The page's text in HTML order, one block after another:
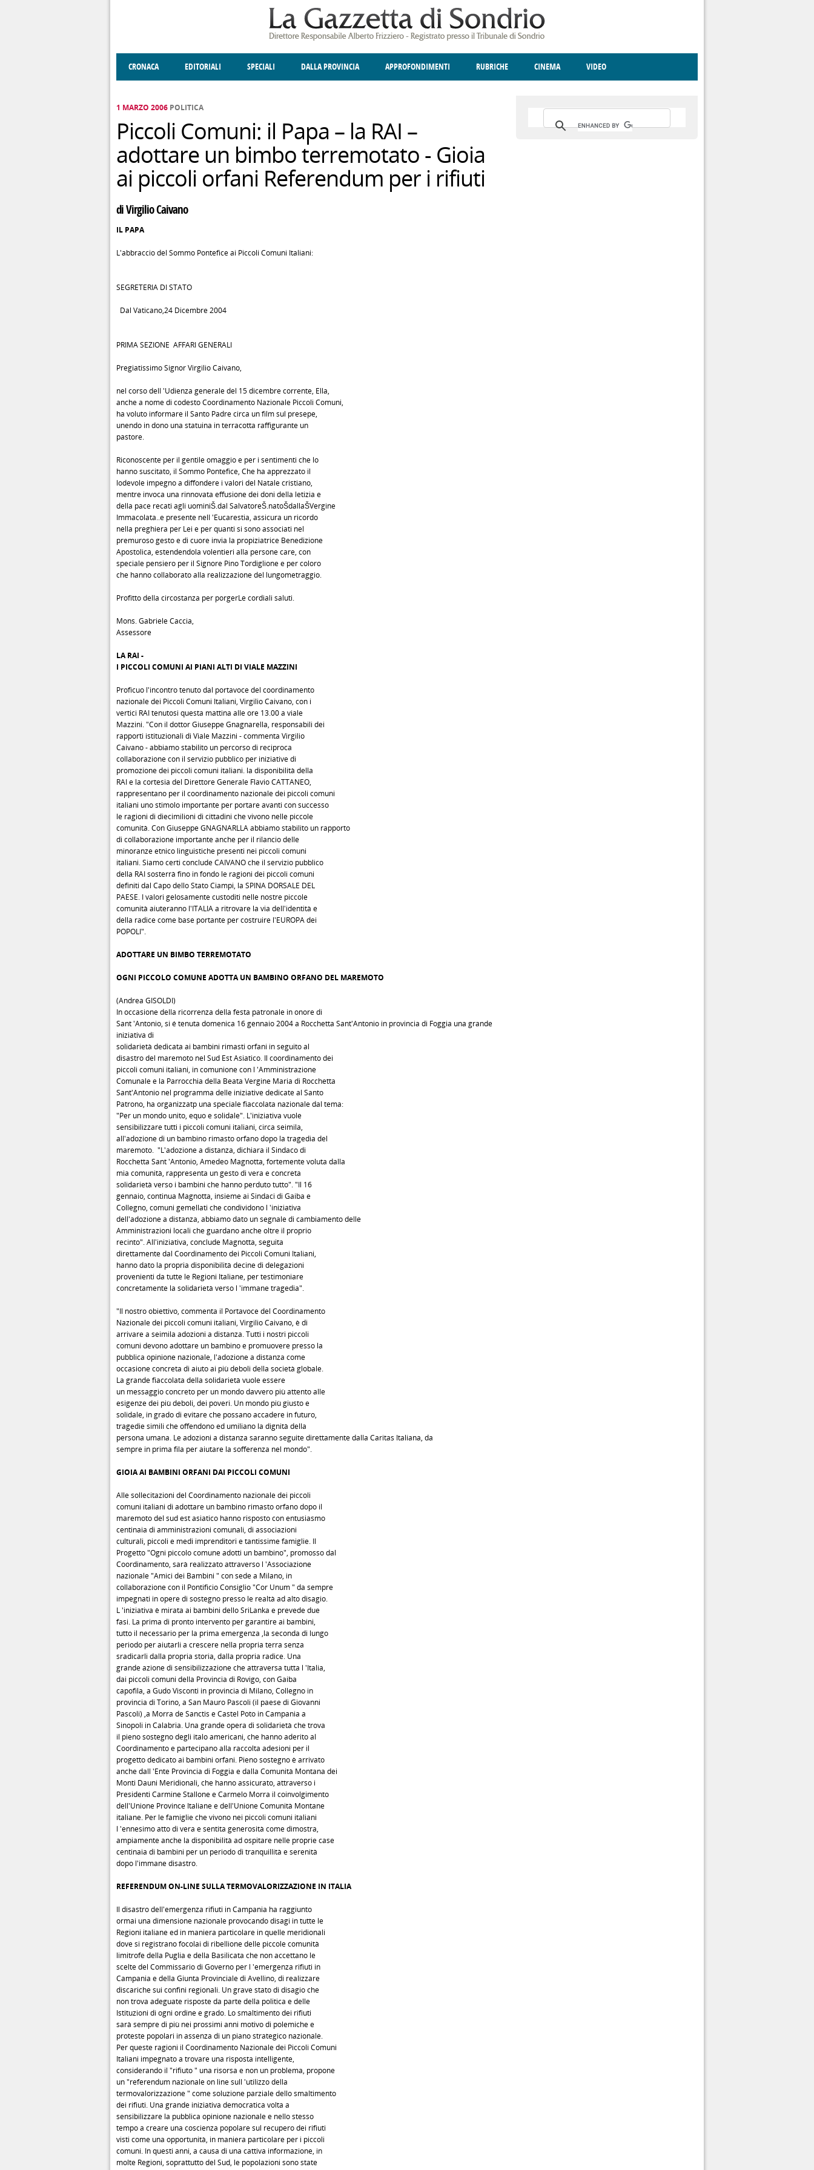
CRONACA EDITORIALI SPECIALI DALLA PROVINCIA APPROFONDIMENTI RUBRICHE CINEMA VIDEO
1 MARZO 2006 POLITICA
Piccoli Comuni: il Papa – la RAI –
adottare un bimbo terremotato - Gioia
ai piccoli orfani Referendum per i rifiuti
di Virgilio Caivano
IL PAPA
L'abbraccio del Sommo Pontefice ai Piccoli Comuni Italiani:
SEGRETERIA DI STATO
Dal Vaticano,24 Dicembre 2004
PRIMA SEZIONE ­ AFFARI GENERALI
Pregiatissimo Signor Virgilio Caivano,
nel corso dell 'Udienza generale del 15 dicembre corrente, Ella,
anche a nome di codesto Coordinamento Nazionale Piccoli Comuni,
ha voluto informare il Santo Padre circa un film sul presepe,
unendo in dono una statuina in terracotta raffigurante un
pastore.
Riconoscente per il gentile omaggio e per i sentimenti che lo
hanno suscitato, il Sommo Pontefice, Che ha apprezzato il
lodevole impegno a diffondere i valori del Natale cristiano,
mentre invoca una rinnovata effusione dei doni della letizia e
della pace recati agli uominiŠ.dal SalvatoreŠ.natoŠdallaŠVergine
Immacolata..e presente nell 'Eucarestia, assicura un ricordo
nella preghiera per Lei e per quanti si sono associati nel
premuroso gesto e di cuore invia la propiziatrice Benedizione
Apostolica, estendendola volentieri alla persone care, con
speciale pensiero per il Signore Pino Tordiglione e per coloro
che hanno collaborato alla realizzazione del lungometraggio.
Profitto della circostanza per porgerLe cordiali saluti.
Mons. Gabriele Caccia,
Assessore
LA RAI -
I PICCOLI COMUNI AI PIANI ALTI DI VIALE MAZZINI
Proficuo l'incontro tenuto dal portavoce del coordinamento
nazionale dei Piccoli Comuni Italiani, Virgilio Caivano, con i
vertici RAI tenutosi questa mattina alle ore 13.00 a viale
Mazzini. "Con il dottor Giuseppe Gnagnarella, responsabili dei
rapporti istituzionali di Viale Mazzini - commenta Virgilio
Caivano - abbiamo stabilito un percorso di reciproca
collaborazione con il servizio pubblico per iniziative di
promozione dei piccoli comuni italiani. la disponibilità della
RAI e la cortesia del Direttore Generale Flavio CATTANEO,
rappresentano per il coordinamento nazionale dei piccoli comuni
italiani uno stimolo importante per portare avanti con successo
le ragioni di diecimilioni di cittadini che vivono nelle piccole
comunità. Con Giuseppe GNAGNARLLA abbiamo stabilito un rapporto
di collaborazione importante anche per il rilancio delle
minoranze etnico linguistiche presenti nei piccoli comuni
italiani. Siamo certi conclude CAIVANO che il servizio pubblico
della RAI sosterrà fino in fondo le ragioni dei piccoli comuni
definiti dal Capo dello Stato Ciampi, la SPINA DORSALE DEL
PAESE. I valori gelosamente custoditi nelle nostre piccole
comunità aiuteranno l'ITALIA a ritrovare la via dell'identità e
della radice come base portante per costruire l'EUROPA dei
POPOLI".
ADOTTARE UN BIMBO TERREMOTATO
OGNI PICCOLO COMUNE ADOTTA UN BAMBINO ORFANO DEL MAREMOTO
(Andrea GISOLDI)
In occasione della ricorrenza della festa patronale in onore di
Sant 'Antonio, si é tenuta domenica 16 gennaio 2004 a Rocchetta Sant'Antonio in provincia di Foggia una grande
iniziativa di
solidarietà dedicata ai bambini rimasti orfani in seguito al
disastro del maremoto nel Sud Est Asiatico. Il coordinamento dei
piccoli comuni italiani, in comunione con l 'Amministrazione
Comunale e la Parrocchia della Beata Vergine Maria di Rocchetta
Sant'Antonio nel programma delle iniziative dedicate al Santo
Patrono, ha organizzatp una speciale fiaccolata nazionale dal tema:
"Per un mondo unito, equo e solidale". L'iniziativa vuole
sensibilizzare tutti i piccoli comuni italiani, circa seimila,
all'adozione di un bambino rimasto orfano dopo la tragedia del
maremoto. "L'adozione a distanza, dichiara il Sindaco di
Rocchetta Sant 'Antonio, Amedeo Magnotta, fortemente voluta dalla
mia comunità, rappresenta un gesto di vera e concreta
solidarietà verso i bambini che hanno perduto tutto". "Il 16
gennaio, continua Magnotta, insieme ai Sindaci di Gaiba e
Collegno, comuni gemellati che condividono l 'iniziativa
dell'adozione a distanza, abbiamo dato un segnale di cambiamento delle
Amministrazioni locali che guardano anche oltre il proprio
recinto". All'iniziativa, conclude Magnotta, seguita
direttamente dal Coordinamento dei Piccoli Comuni Italiani,
hanno dato la propria disponibilità decine di delegazioni
provenienti da tutte le Regioni Italiane, per testimoniare
concretamente la solidarietà verso l 'immane tragedia".
"Il nostro obiettivo, commenta il Portavoce del Coordinamento
Nazionale dei piccoli comuni italiani, Virgilio Caivano, è di
arrivare a seimila adozioni a distanza. Tutti i nostri piccoli
comuni devono adottare un bambino e promuovere presso la
pubblica opinione nazionale, l'adozione a distanza come
occasione concreta di aiuto ai più deboli della società globale.
La grande fiaccolata della solidarietà vuole essere
un messaggio concreto per un mondo davvero più attento alle
esigenze dei più deboli, dei poveri. Un mondo più giusto e
solidale, in grado di evitare che possano accadere in futuro,
tragedie simili che offendono ed umiliano la dignità della
persona umana. Le adozioni a distanza saranno seguite direttamente dalla Caritas Italiana, da
sempre in prima fila per aiutare la sofferenza nel mondo".
GIOIA AI BAMBINI ORFANI DAI PICCOLI COMUNI
Alle sollecitazioni del Coordinamento nazionale dei piccoli
comuni italiani di adottare un bambino rimasto orfano dopo il
maremoto del sud est asiatico hanno risposto con entusiasmo
centinaia di amministrazioni comunali, di associazioni
culturali, piccoli e medi imprenditori e tantissime famiglie. Il
Progetto "Ogni piccolo comune adotti un bambino", promosso dal
Coordinamento, sarà realizzato attraverso l 'Associazione
nazionale "Amici dei Bambini " con sede a Milano, in
collaborazione con il Pontificio Consiglio "Cor Unum " da sempre
impegnati in opere di sostegno presso le realtà ad alto disagio.
L 'iniziativa è mirata ai bambini dello SriLanka e prevede due
fasi. La prima di pronto intervento per garantire ai bambini,
tutto il necessario per la prima emergenza ,la seconda di lungo
periodo per aiutarli a crescere nella propria terra senza
sradicarli dalla propria storia, dalla propria radice. Una
grande azione di sensibilizzazione che attraversa tutta l 'Italia,
dai piccoli comuni della Provincia di Rovigo, con Gaiba
capofila, a Gudo Visconti in provincia di Milano, Collegno in
provincia di Torino, a San Mauro Pascoli (il paese di Giovanni
Pascoli) ,a Morra de Sanctis e Castel Poto in Campania a
Sinopoli in Calabria. Una grande opera di solidarietà che trova
il pieno sostegno degli italo americani, che hanno aderito al
Coordinamento e partecipano alla raccolta adesioni per il
progetto dedicato ai bambini orfani. Pieno sostegno è arrivato
anche dall 'Ente Provincia di Foggia e dalla Comunità Montana dei
Monti Dauni Meridionali, che hanno assicurato, attraverso i
Presidenti Carmine Stallone e Carmelo Morra il coinvolgimento
dell'Unione Province Italiane e dell'Unione Comunità Montane
italiane. Per le famiglie che vivono nei piccoli comuni italiani
l 'ennesimo atto di vera e sentita generosità come dimostra,
ampiamente anche la disponibilità ad ospitare nelle proprie case
centinaia di bambini per un periodo di tranquillità e serenità
dopo l'immane disastro.
REFERENDUM ON-LINE SULLA TERMOVALORIZZAZIONE IN ITALIA
Il disastro dell'emergenza rifiuti in Campania ha raggiunto
ormai una dimensione nazionale provocando disagi in tutte le
Regioni italiane ed in maniera particolare in quelle meridionali
dove si registrano focolai di ribellione delle piccole comunità
limitrofe della Puglia e della Basilicata che non accettano le
scelte del Commissario di Governo per l 'emergenza rifiuti in
Campania e della Giunta Provinciale di Avellino, di realizzare
discariche sui confini regionali. Un grave stato di disagio che
non trova adeguate risposte da parte della politica e delle
Istituzioni di ogni ordine e grado. Lo smaltimento dei rifiuti
sarà sempre di più nei prossimi anni motivo di polemiche e
proteste popolari in assenza di un piano strategico nazionale.
Per queste ragioni il Coordinamento Nazionale dei Piccoli Comuni
Italiani impegnato a trovare una risposta intelligente,
considerando il "rifiuto " una risorsa e non un problema, propone
un "referendum nazionale on line sull 'utilizzo della
termovalorizzazione " come soluzione parziale dello smaltimento
dei rifiuti. Una grande iniziativa democratica volta a
sensibilizzare la pubblica opinione nazionale e nello stesso
tempo a creare una coscienza popolare sul recupero dei rifiuti
visti come una opportunità, in maniera particolare per i piccoli
comuni. In questi anni, a causa di una cattiva informazione, in
molte Regioni, soprattutto del Sud, le popolazioni sono state